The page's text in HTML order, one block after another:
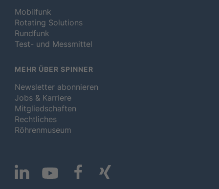
Mobilfunk
Rotating Solutions
Rundfunk
Test- und Messmittel
MEHR ÜBER SPINNER
Newsletter abonnieren
Jobs & Karriere
Mitgliedschaften
Rechtliches
Röhrenmuseum